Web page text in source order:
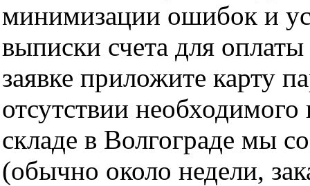
минимизации ошибок и
выписки счета для
заявке приложите карту
отсутствии
складе в Волгограде мы
(обычно около недели,